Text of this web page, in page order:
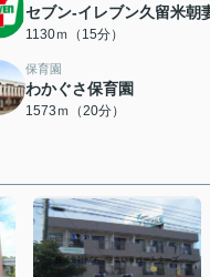
セブン-イレブン久留米朝
1130ｍ（15分）
保育園
わかぐさ保育園
1573ｍ（20分）